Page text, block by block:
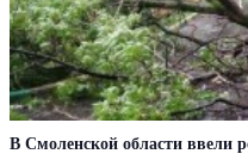
В Смоленской области ввели